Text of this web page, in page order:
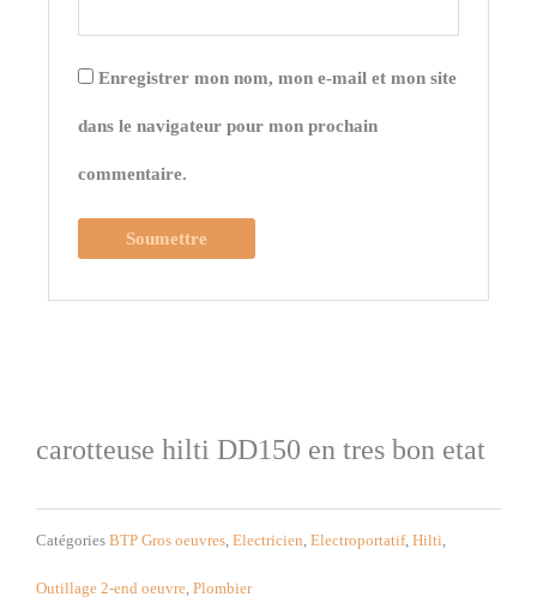
Enregistrer mon nom, mon e-mail et mon site
dans le navigateur pour mon prochain
commentaire.
carotteuse hilti DD150 en tres bon etat
Catégories BTP Gros oeuvres, Electricien, Electroportatif, Hilti,
Outillage 2-end oeuvre, Plombier